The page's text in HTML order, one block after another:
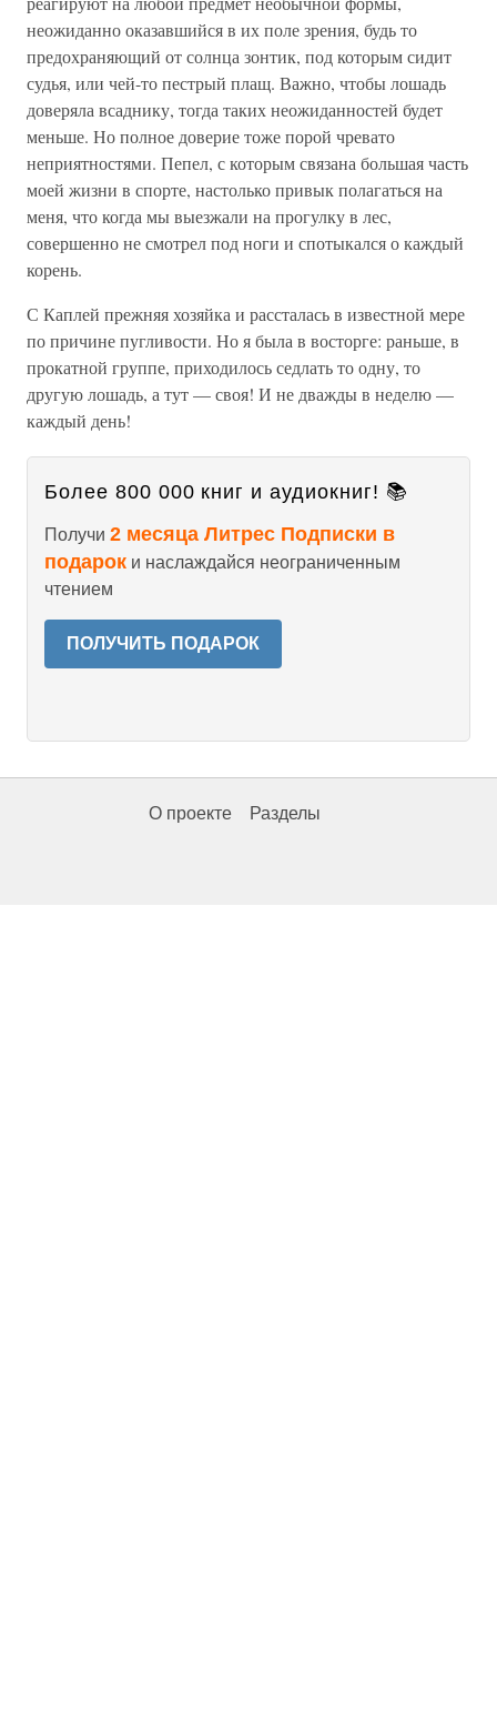
неожиданно оказавшийся в их поле зрения, будь то
предохраняющий от солнца зонтик, под которым сидит
судья, или чей-то пестрый плащ. Важно, чтобы лошадь
доверяла всаднику, тогда таких неожиданностей будет
меньше. Но полное доверие тоже порой чревато
неприятностями. Пепел, с которым связана большая часть
моей жизни в спорте, настолько привык полагаться на
меня, что когда мы выезжали на прогулку в лес,
совершенно не смотрел под ноги и спотыкался о каждый
корень.
С Каплей прежняя хозяйка и рассталась в известной мере
по причине пугливости. Но я была в восторге: раньше, в
прокатной группе, приходилось седлать то одну, то
другую лошадь, а тут — своя! И не дважды в неделю —
каждый день!
Более 800 000 книг и аудиокниг! 📚
Получи 2 месяца Литрес Подписки в
подарок и наслаждайся неограниченным
чтением
ПОЛУЧИТЬ ПОДАРОК
О проекте Разделы